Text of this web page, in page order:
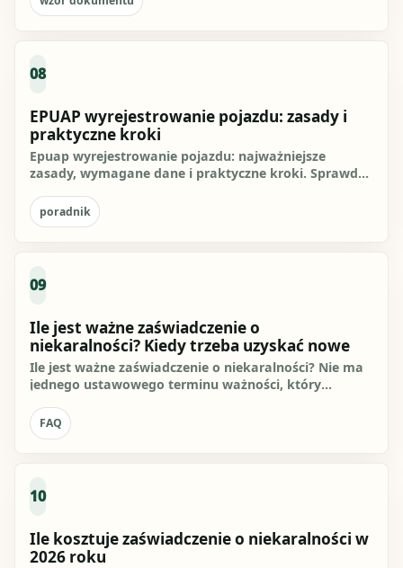
08
EPUAP wyrejestrowanie pojazdu: zasady i
praktyczne kroki
Epuap wyrejestrowanie pojazdu: najważniejsze
zasady, wymagane dane i praktyczne kroki. Sprawdź,
poradnik
09
Ile jest ważne zaświadczenie o
niekaralności? Kiedy trzeba uzyskać nowe
Ile jest ważne zaświadczenie o niekaralności? Nie ma
jednego ustawowego terminu ważności, który
FAQ
10
Ile kosztuje zaświadczenie o niekaralności w
2026 roku